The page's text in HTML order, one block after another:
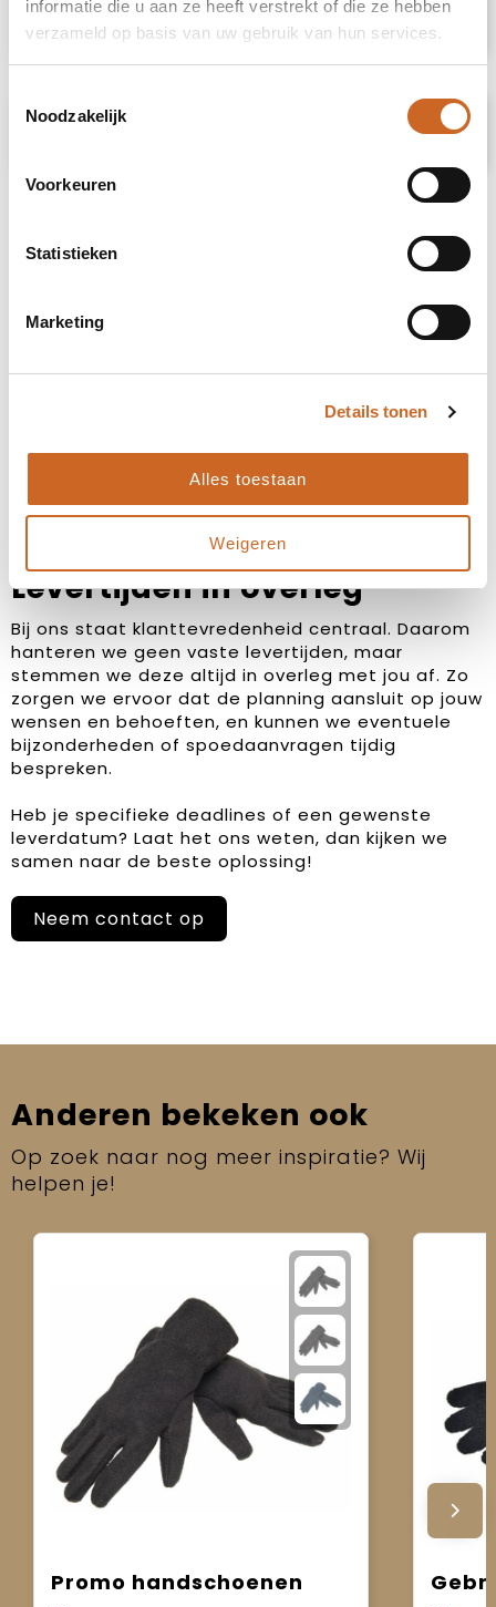
informatie die u aan ze heeft verstrekt of die ze hebben
verzameld op basis van uw gebruik van hun services.
Noodzakelijk
Voorkeuren
Statistieken
Marketing
Details tonen
Alles toestaan
Weigeren
Specificaties
Prijsspecificaties
Levertijden in overleg
Bij ons staat klanttevredenheid centraal. Daarom
hanteren we geen vaste levertijden, maar
stemmen we deze altijd in overleg met jou af. Zo
zorgen we ervoor dat de planning aansluit op jouw
wensen en behoeften, en kunnen we eventuele
bijzonderheden of spoedaanvragen tijdig
bespreken.
Heb je specifieke deadlines of een gewenste
leverdatum? Laat het ons weten, dan kijken we
samen naar de beste oplossing!
Neem contact op
Anderen bekeken ook
Op zoek naar nog meer inspiratie? Wij
helpen je!
Promo handschoenen